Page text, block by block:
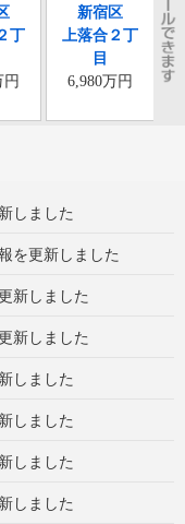
丁
円
新宿区
上落合２丁
目
6,980万円
しました
を更新しました
新しました
新しました
しました
しました
しました
しました